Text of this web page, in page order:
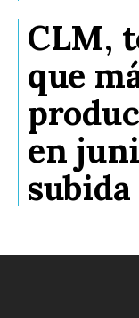
CLM,
que
en
subida